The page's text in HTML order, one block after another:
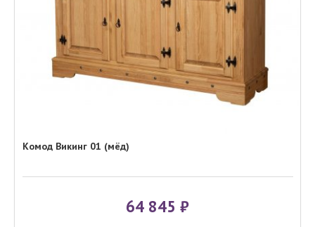
Комод Викинг 01 (мёд)
64 845